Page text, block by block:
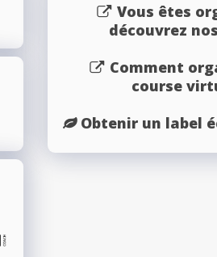
Vous êtes
découvrez
Comment
course
Obtenir un label